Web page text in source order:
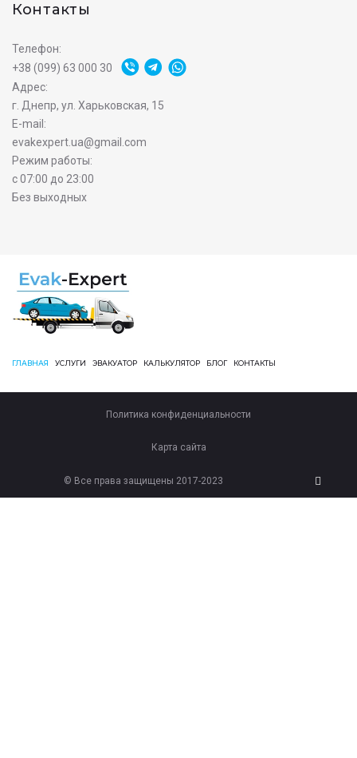
Контакты
Телефон:
+38 (099) 63 000 30
Адрес:
г. Днепр, ул. Харьковская, 15
E-mail:
evakexpert.ua@gmail.com
Режим работы:
с 07:00 до 23:00
Без выходных
ГЛАВНАЯ УСЛУГИ ЭВАКУАТОР КАЛЬКУЛЯТОР БЛОГ КОНТАКТЫ
© Все права защищены 2017-2023
Политика конфиденциальности
Карта сайта